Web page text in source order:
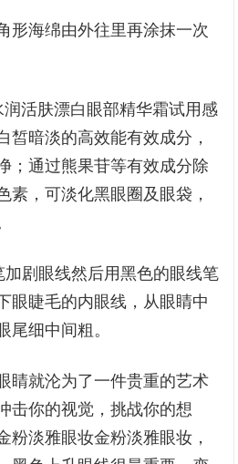
形海绵由外往里再涂抹一次
活肤漂白眼部精华霜试用感
皙暗淡的高效能有效成分，
；通过熊果苷等有效成分除
素，可淡化黑眼圈及眼袋，
剧眼线然后用黑色的眼线笔
眼睫毛的内眼线，从眼睛中
尾细中间粗。
睛就沦为了一件贵重的艺术
击你的视觉，挑战你的想
粉淡雅眼妆金粉淡雅眼妆，